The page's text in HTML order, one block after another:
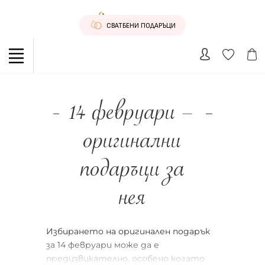
СВАТБЕНИ ПОДАРЪЦИ
14 февруари –
оригинални
подаръци за
нея
Избирането на оригинален подарък
за 14 февруари може да е
предизвикателно, особено когато